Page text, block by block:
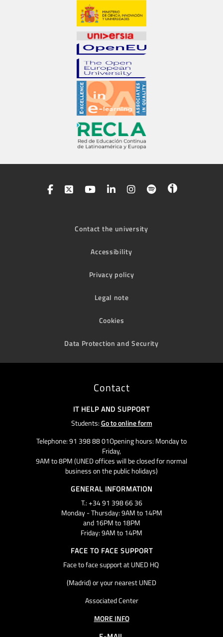
Contact the university
Accessibility
Privacy policy
Legal note
Cookies
Data Protection and Security
Contact
IT HELP AND SUPPORT
Students:Go to online form
Telephone: 91 398 88 01Opening hours: Monday to
Friday,
9AM to 8PM (UNED offices will be closed for normal
business on the public holidays)
GENERAL INFORMATION
T.: +34 91 398 66 36
Monday - Thursday: 9AM to 14PM
and 16PM to 18PM
Friday: 9AM to 14PM
FACE TO FACE SUPPORT
Face to face support at UNED HQ
(Madrid) or your nearest UNED
Associated Center
MORE INFO